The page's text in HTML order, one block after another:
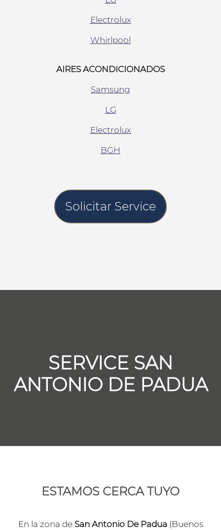
Electrolux
Whirlpool
AIRES ACONDICIONADOS
Samsung
LG
Electrolux
BGH
Solicitar Service
SERVICE SAN
ANTONIO DE PADUA
ESTAMOS CERCA TUYO
En la zona de San Antonio De Padua (Buenos